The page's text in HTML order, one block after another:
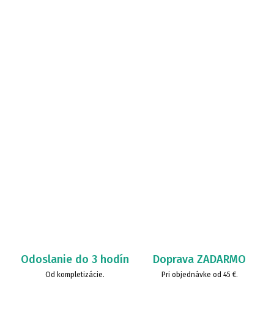
Odoslanie do 3 hodín
Od kompletizácie.
Doprava ZADARMO
Pri objednávke od 45 €.